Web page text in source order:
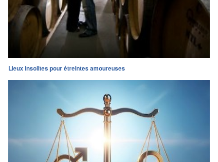
Lieux insolites pour étreintes amoureuses